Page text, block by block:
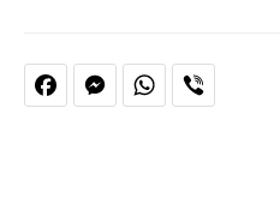
FacebookMessengerWhatsApp